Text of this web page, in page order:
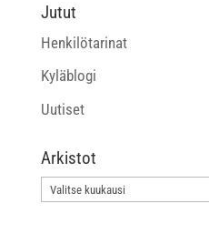
Jutut
Henkilötarinat
Kyläblogi
Uutiset
Arkistot
Arkistot